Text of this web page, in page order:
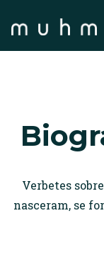
Verbetes
nasceram, se